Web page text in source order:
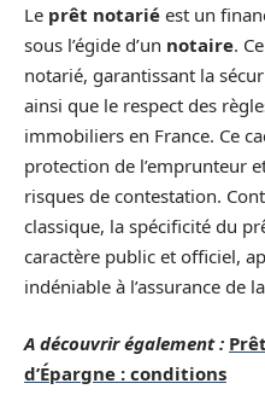
Le prêt notarié est un
sous l’égide d’un notaire.
notarié, garantissant la
ainsi que le respect des
immobiliers en France. Ce
protection de l’emprunteur
risques de contestation.
classique, la spécificité du
caractère public et officiel,
indéniable à l’assurance de
A découvrir également :
d’Épargne : conditions